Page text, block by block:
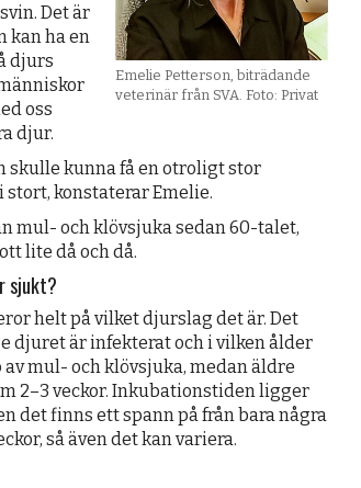
Emelie Petterson, biträdande
veterinär från SVA. Foto: Privat
Det är
kan ha en
djurs
oss
djur.
skulle kunna få en otroligt stor
konstaterar Emelie.
mul- och klövsjuka sedan 60-talet,
lite då och då.
sjukt?
helt på vilket djurslag det är. Det
djuret är infekterat och i vilken ålder
mul- och klövsjuka, medan äldre
2–3 veckor. Inkubationstiden ligger
det finns ett spann på från bara några
så även det kan variera.